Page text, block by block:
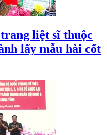
liệt sĩ thuộc
lấy mẫu hài cốt